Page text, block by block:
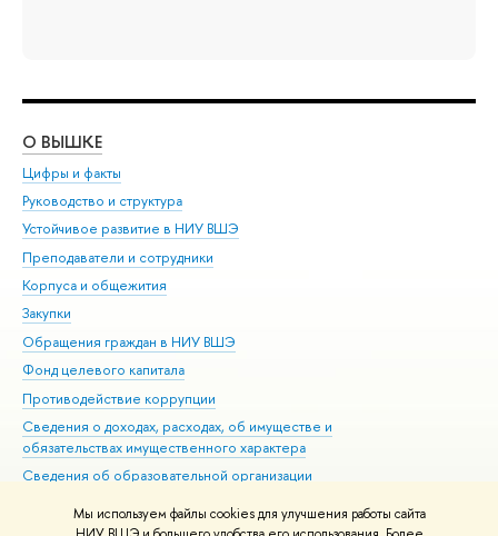
Мы используем файлы cookies для улучшения работы сайта
О ВЫШКЕ
Цифры и факты
Руководство и структура
Устойчивое развитие в НИУ ВШЭ
Преподаватели и сотрудники
Корпуса и общежития
Закупки
Обращения граждан в НИУ ВШЭ
Фонд целевого капитала
Противодействие коррупции
Сведения о доходах, расходах, об имуществе и
обязательствах имущественного характера
Сведения об образовательной организации
Людям с ограниченными возможностями здоровья